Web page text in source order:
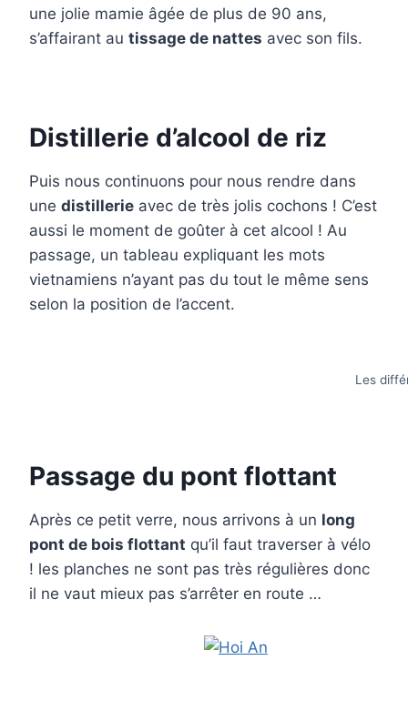
une jolie mamie âgée de plus de 90 ans,
s’affairant au tissage de nattes avec son fils.
Distillerie d’alcool de riz
Puis nous continuons pour nous rendre dans
une distillerie avec de très jolis cochons ! C’est
aussi le moment de goûter à cet alcool ! Au
passage, un tableau expliquant les mots
vietnamiens n’ayant pas du tout le même sens
selon la position de l’accent.
Les
Passage du pont flottant
Après ce petit verre, nous arrivons à un long
pont de bois flottant qu’il faut traverser à vélo
! les planches ne sont pas très régulières donc
il ne vaut mieux pas s’arrêter en route …